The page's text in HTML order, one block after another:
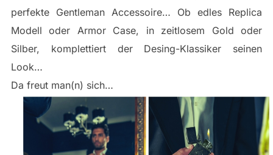
perfekte Gentleman Accessoire… Ob edles Replica
Modell oder Armor Case, in zeitlosem Gold oder
Silber, komplettiert der Desing-Klassiker seinen
Look…
Da freut man(n) sich…